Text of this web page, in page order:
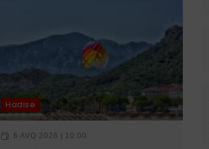
Hadisə
6 AVQ 2026 | 10:00